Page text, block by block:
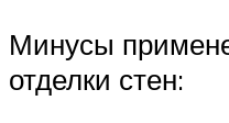
Минусы
отделки стен: